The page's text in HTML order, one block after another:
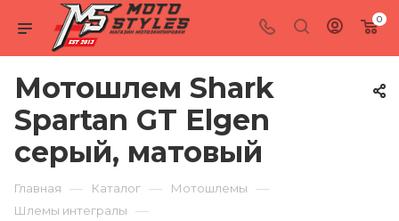
0
Мотошлем Shark
Spartan GT Elgen
серый, матовый
Главная — Каталог — Мотошлемы —
Шлемы интегралы —